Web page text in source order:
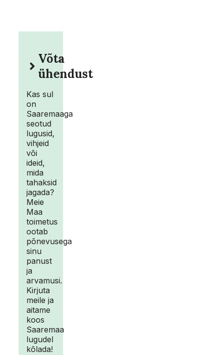
Võta
ühendust
Kas sul
on
Saaremaaga
seotud
lugusid,
vihjeid
või
ideid,
mida
tahaksid
jagada?
Meie
Maa
toimetus
ootab
põnevusega
sinu
panust
ja
arvamusi.
Kirjuta
meile ja
aitame
koos
Saaremaa
lugudel
kõlada!